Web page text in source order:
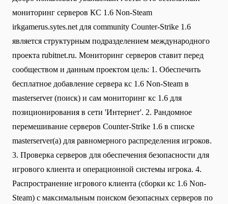
мониторинг серверов КС 1.6 Non-Steam
irkgamerus.sytes.net для community Сounter-Strike 1.6
является структурным подразделением международного
проекта rubitnet.ru. Мониторинг серверов ставит перед
сообществом и данным проектом цель: 1. Обеспечить
бесплатное добавление сервера кс 1.6 Non-Steam в
masterserver (поиск) и сам мониторинг кс 1.6 для
позиционирования в сети 'Интернет'. 2. Рандомное
перемешивание серверов Counter-Strike 1.6 в списке
masterserver(а) для равномерного распределения игроков.
3. Проверка серверов для обеспечения безопасности для
игрового клиента и операционной системы игрока. 4.
Распространение игрового клиента (сборки кс 1.6 Non-
Steam) с максимальным поиском безопасных серверов по